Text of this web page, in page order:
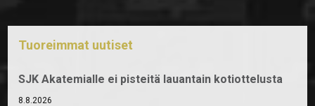
Tuoreimmat uutiset
SJK Akatemialle ei pisteitä lauantain kotiottelusta
8.8.2026